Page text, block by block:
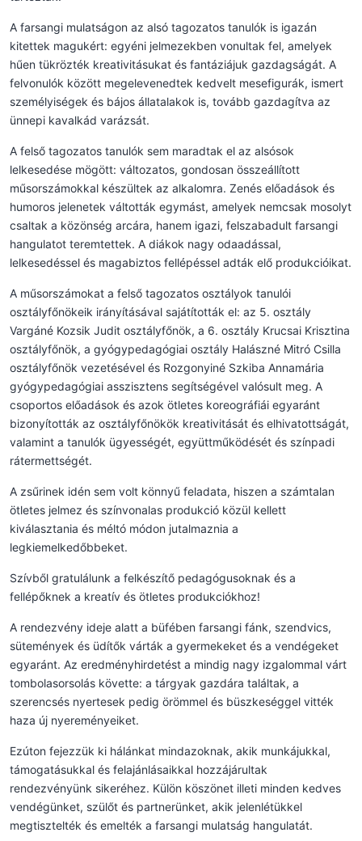
A farsangi mulatságon az alsó tagozatos tanulók is igazán
kitettek magukért: egyéni jelmezekben vonultak fel, amelyek
hűen tükrözték kreativitásukat és fantáziájuk gazdagságát. A
felvonulók között megelevenedtek kedvelt mesefigurák, ismert
személyiségek és bájos állatalakok is, tovább gazdagítva az
ünnepi kavalkád varázsát.
A felső tagozatos tanulók sem maradtak el az alsósok
lelkesedése mögött: változatos, gondosan összeállított
műsorszámokkal készültek az alkalomra. Zenés előadások és
humoros jelenetek váltották egymást, amelyek nemcsak mosolyt
csaltak a közönség arcára, hanem igazi, felszabadult farsangi
hangulatot teremtettek. A diákok nagy odaadással,
lelkesedéssel és magabiztos fellépéssel adták elő produkcióikat.
A műsorszámokat a felső tagozatos osztályok tanulói
osztályfőnökeik irányításával sajátították el: az 5. osztály
Vargáné Kozsik Judit osztályfőnök, a 6. osztály Krucsai Krisztina
osztályfőnök, a gyógypedagógiai osztály Halászné Mitró Csilla
osztályfőnök vezetésével és Rozgonyiné Szkiba Annamária
gyógypedagógiai asszisztens segítségével valósult meg. A
csoportos előadások és azok ötletes koreográfiái egyaránt
bizonyították az osztályfőnökök kreativitását és elhivatottságát,
valamint a tanulók ügyességét, együttműködését és színpadi
rátermettségét.
A zsűrinek idén sem volt könnyű feladata, hiszen a számtalan
ötletes jelmez és színvonalas produkció közül kellett
kiválasztania és méltó módon jutalmaznia a
legkiemelkedőbbeket.
Szívből gratulálunk a felkészítő pedagógusoknak és a
fellépőknek a kreatív és ötletes produkciókhoz!
A rendezvény ideje alatt a büfében farsangi fánk, szendvics,
sütemények és üdítők várták a gyermekeket és a vendégeket
egyaránt. Az eredményhirdetést a mindig nagy izgalommal várt
tombolasorsolás követte: a tárgyak gazdára találtak, a
szerencsés nyertesek pedig örömmel és büszkeséggel vitték
haza új nyereményeiket.
Ezúton fejezzük ki hálánkat mindazoknak, akik munkájukkal,
támogatásukkal és felajánlásaikkal hozzájárultak
rendezvényünk sikeréhez. Külön köszönet illeti minden kedves
vendégünket, szülőt és partnerünket, akik jelenlétükkel
megtisztelték és emelték a farsangi mulatság hangulatát.